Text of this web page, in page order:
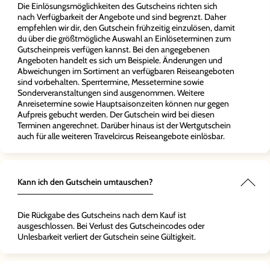
Die Einlösungsmöglichkeiten des Gutscheins richten sich
nach Verfügbarkeit der Angebote und sind begrenzt. Daher
empfehlen wir dir, den Gutschein frühzeitig einzulösen, damit
du über die größtmögliche Auswahl an Einlöseterminen zum
Gutscheinpreis verfügen kannst. Bei den angegebenen
Angeboten handelt es sich um Beispiele. Änderungen und
Abweichungen im Sortiment an verfügbaren Reiseangeboten
sind vorbehalten. Sperrtermine, Messetermine sowie
Sonderveranstaltungen sind ausgenommen. Weitere
Anreisetermine sowie Hauptsaisonzeiten können nur gegen
Aufpreis gebucht werden. Der Gutschein wird bei diesen
Terminen angerechnet. Darüber hinaus ist der Wertgutschein
auch für alle weiteren Travelcircus Reiseangebote einlösbar.
Kann ich den Gutschein umtauschen?
Die Rückgabe des Gutscheins nach dem Kauf ist
ausgeschlossen. Bei Verlust des Gutscheincodes oder
Unlesbarkeit verliert der Gutschein seine Gültigkeit.